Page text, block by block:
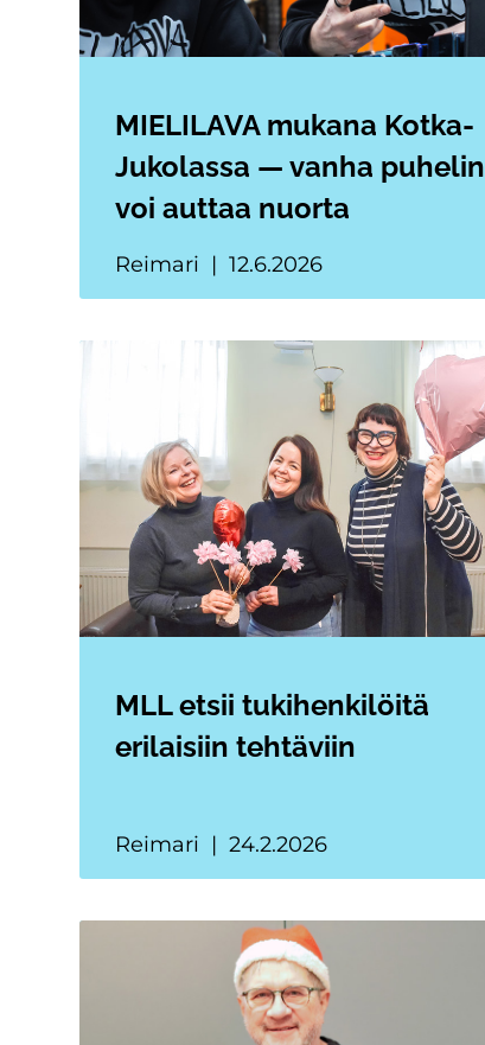
MIELILAVA mukana Kotka-
Jukolassa — vanha puhelin
voi auttaa nuorta
Reimari 12.6.2026
MLL etsii tukihenkilöitä
erilaisiin tehtäviin
Reimari 24.2.2026